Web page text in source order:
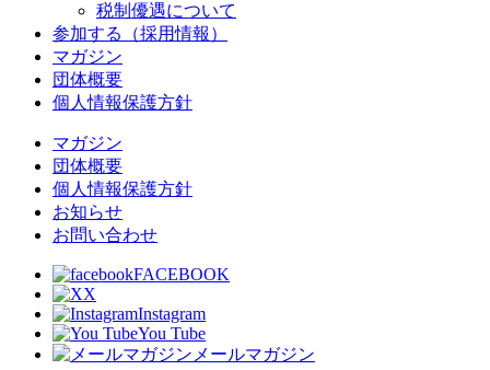
税制優遇について
参加する（採用情報）
マガジン
団体概要
個人情報保護方針
マガジン
団体概要
個人情報保護方針
お知らせ
お問い合わせ
FACEBOOK
X
Instagram
You Tube
メールマガジン